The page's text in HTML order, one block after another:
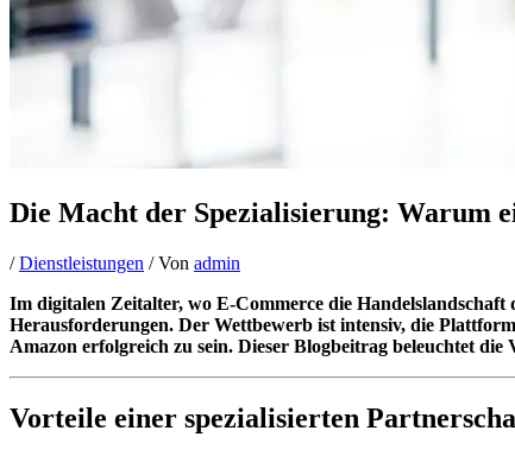
Die Macht der Spezialisierung: Warum
/Dienstleistungen / Von admin
Im digitalen Zeitalter, wo E-Commerce die
Herausforderungen. Der Wettbewerb ist intensiv, die
Amazon erfolgreich zu sein. Dieser Blogbeitrag beleuchtet
Vorteile einer spezialisierten